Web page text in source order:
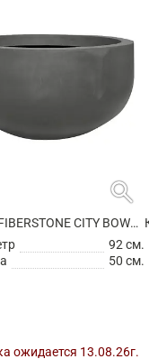
search
КАШПО FIBERSTONE CITY BOWL S GREY
92 см.
50 см.
ожидается 13.08.26г.